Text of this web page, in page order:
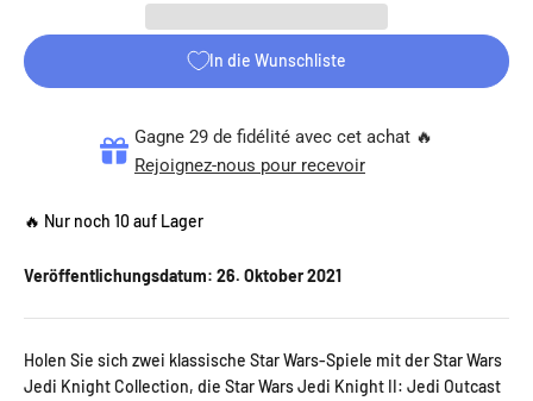
In die Wunschliste
Gagne 29 de fidélité avec cet achat 🔥
Rejoignez-nous pour recevoir
🔥 Nur noch 10 auf Lager
Veröffentlichungsdatum: 26. Oktober 2021
Holen Sie sich zwei klassische Star Wars-Spiele mit der Star Wars
Jedi Knight Collection, die Star Wars Jedi Knight II: Jedi Outcast